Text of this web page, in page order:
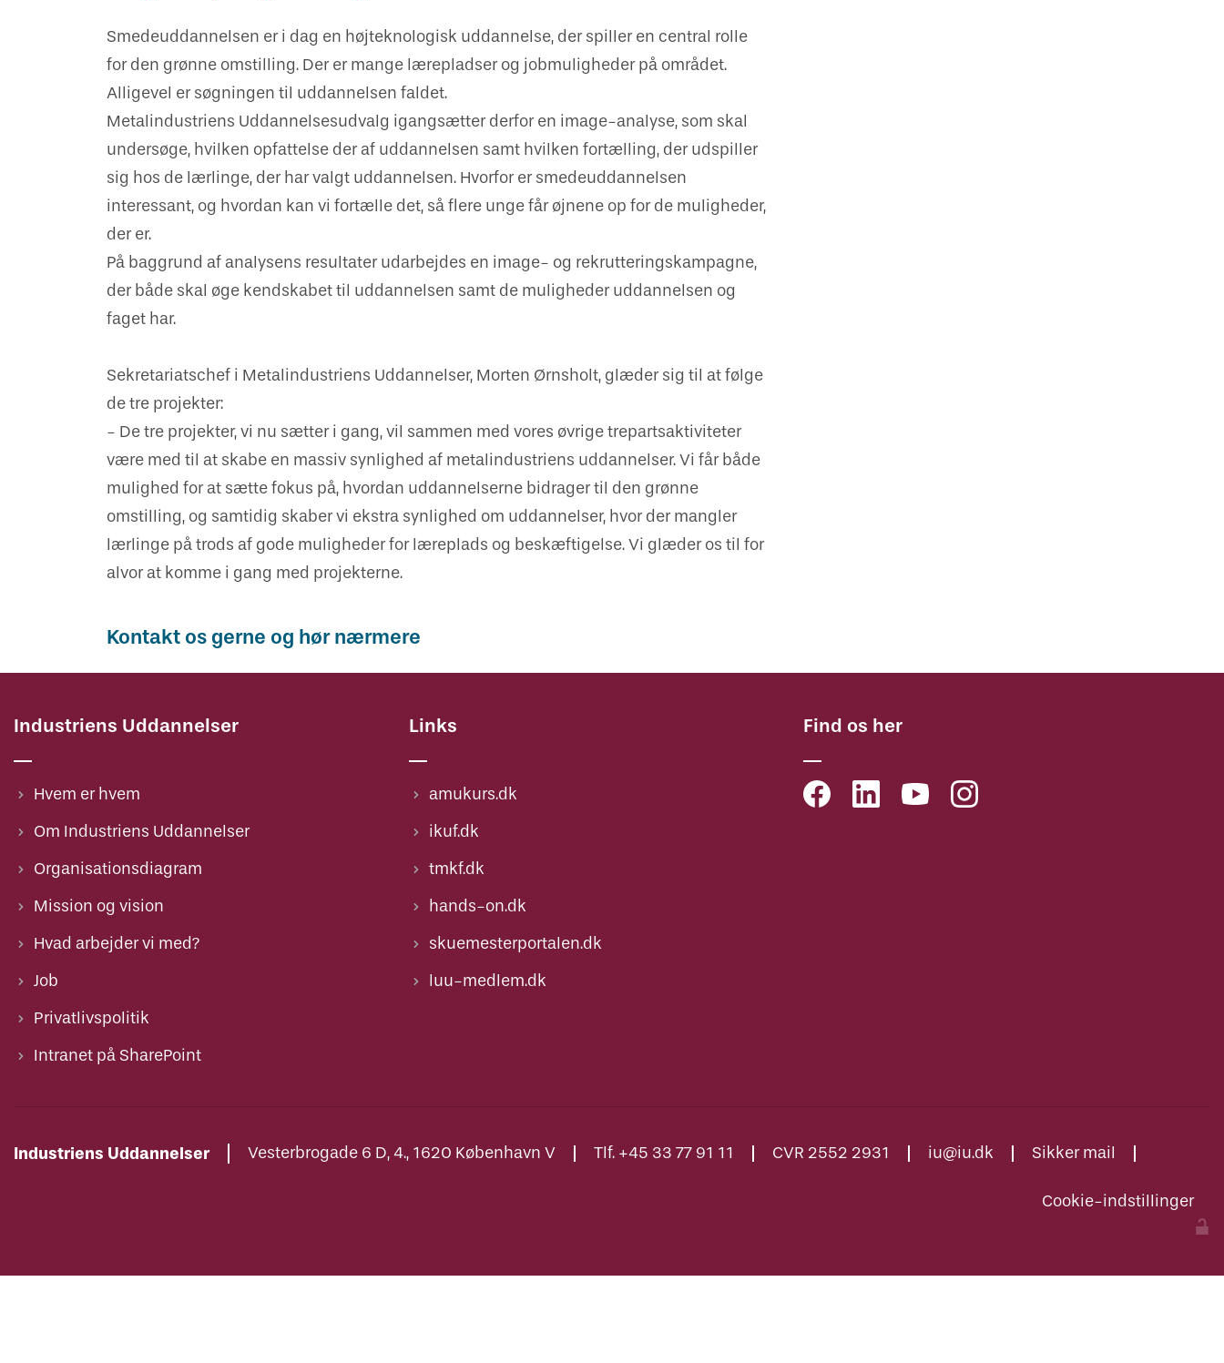
Smedeuddannelsen er i dag en højteknologisk uddannelse, der spiller en central rolle
for den grønne omstilling. Der er mange lærepladser og jobmuligheder på området.
Alligevel er søgningen til uddannelsen faldet.
Metalindustriens Uddannelsesudvalg igangsætter derfor en image-analyse, som skal
undersøge, hvilken opfattelse der af uddannelsen samt hvilken fortælling, der udspiller
sig hos de lærlinge, der har valgt uddannelsen. Hvorfor er smedeuddannelsen
interessant, og hvordan kan vi fortælle det, så flere unge får øjnene op for de muligheder,
der er.
På baggrund af analysens resultater udarbejdes en image- og rekrutteringskampagne,
der både skal øge kendskabet til uddannelsen samt de muligheder uddannelsen og
faget har.
Sekretariatschef i Metalindustriens Uddannelser, Morten Ørnsholt, glæder sig til at følge
de tre projekter:
- De tre projekter, vi nu sætter i gang, vil sammen med vores øvrige trepartsaktiviteter
være med til at skabe en massiv synlighed af metalindustriens uddannelser. Vi får både
mulighed for at sætte fokus på, hvordan uddannelserne bidrager til den grønne
omstilling, og samtidig skaber vi ekstra synlighed om uddannelser, hvor der mangler
lærlinge på trods af gode muligheder for læreplads og beskæftigelse. Vi glæder os til for
alvor at komme i gang med projekterne.
Kontakt os gerne og hør nærmere
Industriens Uddannelser
Hvem er hvem
Om Industriens Uddannelser
Organisationsdiagram
Mission og vision
Hvad arbejder vi med?
Job
Privatlivspolitik
Intranet på SharePoint
Links
amukurs.dk
ikuf.dk
tmkf.dk
hands-on.dk
skuemesterportalen.dk
luu-medlem.dk
Find os her
Industriens Uddannelser Vesterbrogade 6 D, 4., 1620 København V Tlf. +45 33 77 91 11 CVR 2552 2931 iu@iu.dk Sikker mail
Cookie-indstillinger